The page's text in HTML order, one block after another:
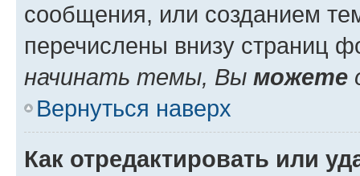
сообщения, или созданием
перечислены внизу страниц
начинать темы, Вы можете
Вернуться наверх
Как отредактировать или